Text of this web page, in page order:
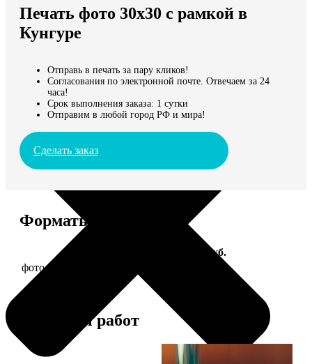
Мы доставляем по всему миру
Продолжить без города
Печать фото 30х30 с рамкой в
Кунгуре
Отправь в печать за пару кликов!
Согласования по электронной почте. Отвечаем за 24
часа!
Срок выполнения заказа: 1 сутки
Отправим в любой город РФ и мира!
Сделать заказ
Форматы и цены
Цена, руб.
фото 30х30 в деревянной рамке
Примеры работ